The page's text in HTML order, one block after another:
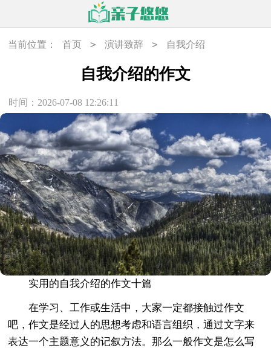
当前位置： 首页 > 演讲致辞 > 自我介绍
自我介绍的作文
时间：2026-07-08 12:26:11
实用的自我介绍的作文十篇
在学习、工作或生活中，大家一定都接触过作文
吧，作文是经过人的思想考虑和语言组织，通过文字来
表达一个主题意义的记叙方法。那么一般作文是怎么写